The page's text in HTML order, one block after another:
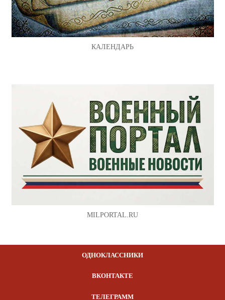
КАЛЕНДАРЬ
MILPORTAL.RU
ОДНОКЛАССНИКИ
ВКОНТАКТЕ
ТЕЛЕГРАММ